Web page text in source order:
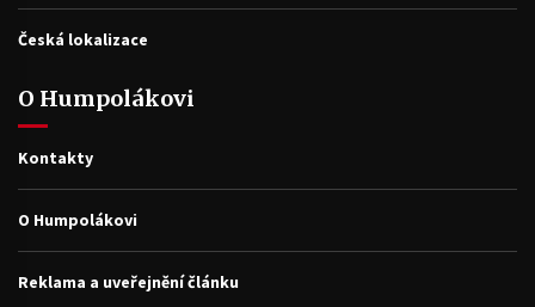
Česká lokalizace
O Humpolákovi
Kontakty
O Humpolákovi
Reklama a uveřejnění článku